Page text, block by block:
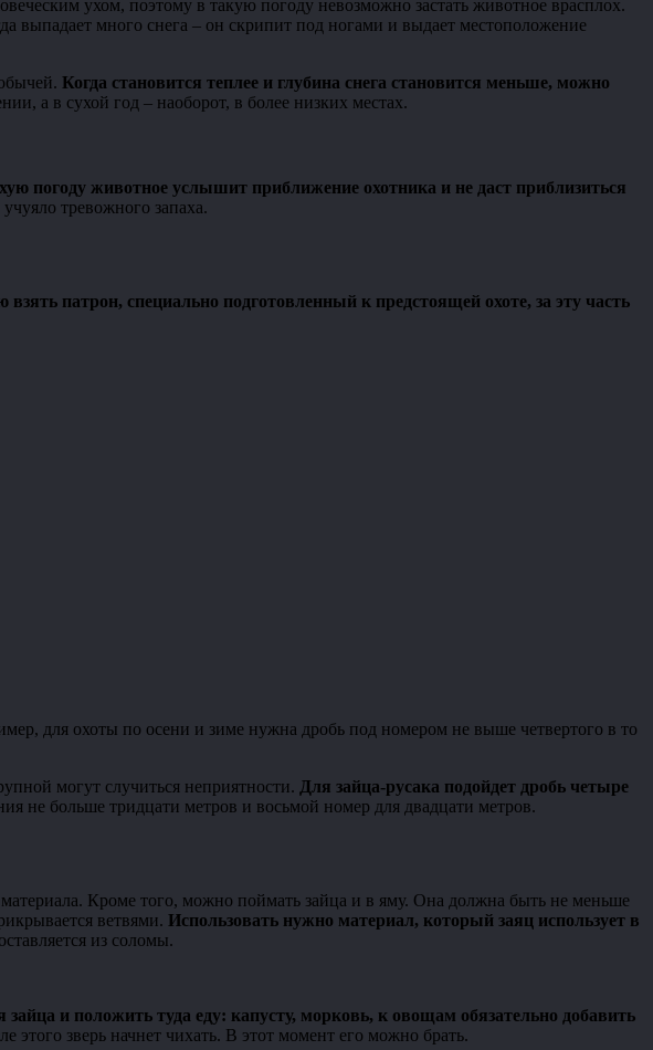
ухом, поэтому в такую погоду невозможно застать животное врасплох.
выпадает много снега – он скрипит под ногами и выдает местоположение
Когда становится теплее и глубина снега становится меньше, можно
а в сухой год – наоборот, в более низких местах.
погоду животное услышит приближение охотника и не даст приблизиться
тревожного запаха.
патрон, специально подготовленный к предстоящей охоте, за эту часть
для охоты по осени и зиме нужна дробь под номером не выше четвертого в то
могут случиться неприятности. Для зайца-русака подойдет дробь четыре
не больше тридцати метров и восьмой номер для двадцати метров.
Кроме того, можно поймать зайца и в яму. Она должна быть не меньше
ветвями. Использовать нужно материал, который заяц использует в
из соломы.
и положить туда еду: капусту, морковь, к овощам обязательно добавить
зверь начнет чихать. В этот момент его можно брать.